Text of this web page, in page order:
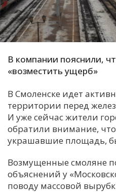
Е
И
К
М
В компании пояснили,
«возместить ущерб»
В Смоленске идет
территории перед
И уже сейчас жители
обратили внимание,
украшавшие площадь,
Возмущенные смоляне
объяснений у
поводу массовой